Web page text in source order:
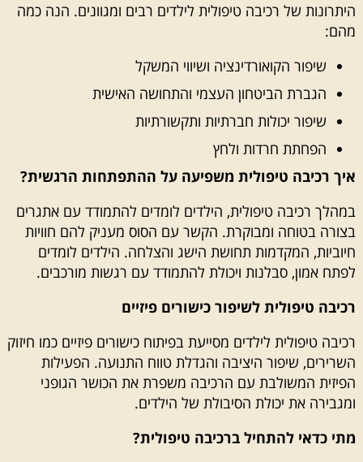
היתרונות של רכיבה טיפולית לילדים רבים ומגוונים. הנה כמה
מהם:
שיפור הקואורדינציה ושיווי המשקל
הגברת הביטחון העצמי והתחושה האישית
שיפור יכולות חברתיות ותקשורתיות
הפחתת חרדות ולחץ
איך רכיבה טיפולית משפיעה על ההתפתחות הרגשית?
במהלך רכיבה טיפולית, הילדים לומדים להתמודד עם אתגרים
בצורה בטוחה ומבוקרת. הקשר עם הסוס מעניק להם חוויות
חיוביות, המקדמות תחושת הישג והצלחה. הילדים לומדים
לפתח אמון, סבלנות ויכולת להתמודד עם רגשות מורכבים.
רכיבה טיפולית לשיפור כישורים פיזיים
רכיבה טיפולית לילדים מסייעת בפיתוח כישורים פיזיים כמו חיזוק
השרירים, שיפור היציבה והגדלת טווח התנועה. הפעילות
הפיזית המשולבת עם הרכיבה משפרת את הכושר הגופני
ומגבירה את יכולת הסיבולת של הילדים.
מתי כדאי להתחיל ברכיבה טיפולית?